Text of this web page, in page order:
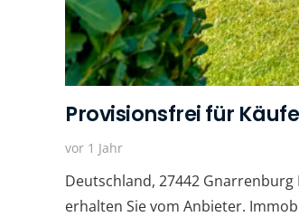
Provisionsfrei für
vor 1 Jahr
Deutschland, 27442
erhalten Sie vom Anbieter.